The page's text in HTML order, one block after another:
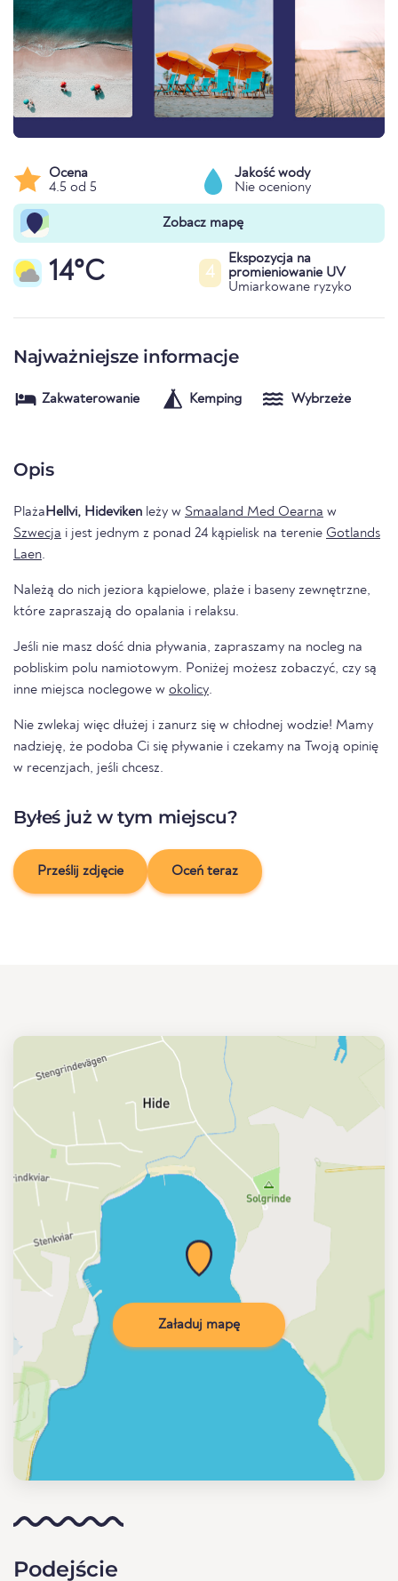
Ocena
4.5 od 5
Jakość wody
Nie oceniony
Zobacz mapę
14°C 4
Ekspozycja na
promieniowanie UV
Umiarkowane ryzyko
Najważniejsze informacje
Zakwaterowanie Kemping Wybrzeże
Opis
PlażaHellvi, Hideviken leży w Smaaland Med Oearna w
Szwecja i jest jednym z ponad 24 kąpielisk na terenie Gotlands
Laen.
Należą do nich jeziora kąpielowe, plaże i baseny zewnętrzne,
które zapraszają do opalania i relaksu.
Jeśli nie masz dość dnia pływania, zapraszamy na nocleg na
pobliskim polu namiotowym. Poniżej możesz zobaczyć, czy są
inne miejsca noclegowe w okolicy.
Nie zwlekaj więc dłużej i zanurz się w chłodnej wodzie! Mamy
nadzieję, że podoba Ci się pływanie i czekamy na Twoją opinię
w recenzjach, jeśli chcesz.
Byłeś już w tym miejscu?
Prześlij zdjęcie Oceń teraz
Załaduj mapę
Podejście